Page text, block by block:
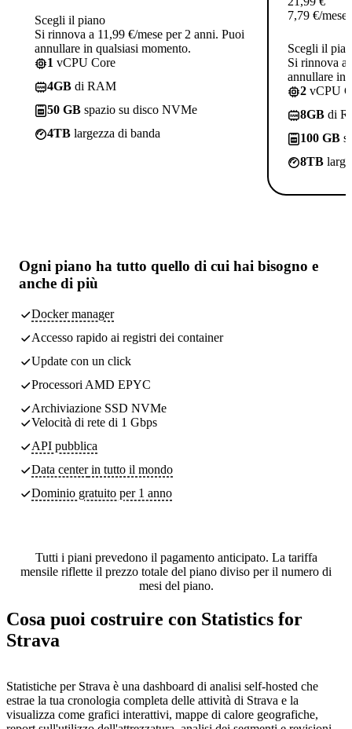
Scegli il piano
Si rinnova a 11,99 €/mese per 2 anni. Puoi
annullare in qualsiasi momento.
1 vCPU Core
4GB di RAM
50 GB spazio su disco NVMe
4TB largezza di banda
7,79 €/mese
Scegli il
Si rinnova a
annullare in
2 vCPU
8GB di
100 GB
8TB
Ogni piano ha tutto quello di cui hai bisogno e
anche di più
Docker manager
Accesso rapido ai registri dei container
Update con un click
Processori AMD EPYC
Archiviazione SSD NVMe
Velocità di rete di 1 Gbps
API pubblica
Data centerin tutto il mondo
Dominio gratuito per 1 anno
Tutti i piani prevedono il pagamento anticipato. La tariffa
mensile riflette il prezzo totale del piano diviso per il numero di
mesi del piano.
Cosa puoi costruire con Statistics for
Strava
Statistiche per Strava è una dashboard di analisi self-hosted che
estrae la tua cronologia completa delle attività di Strava e la
visualizza come grafici interattivi, mappe di calore geografiche,